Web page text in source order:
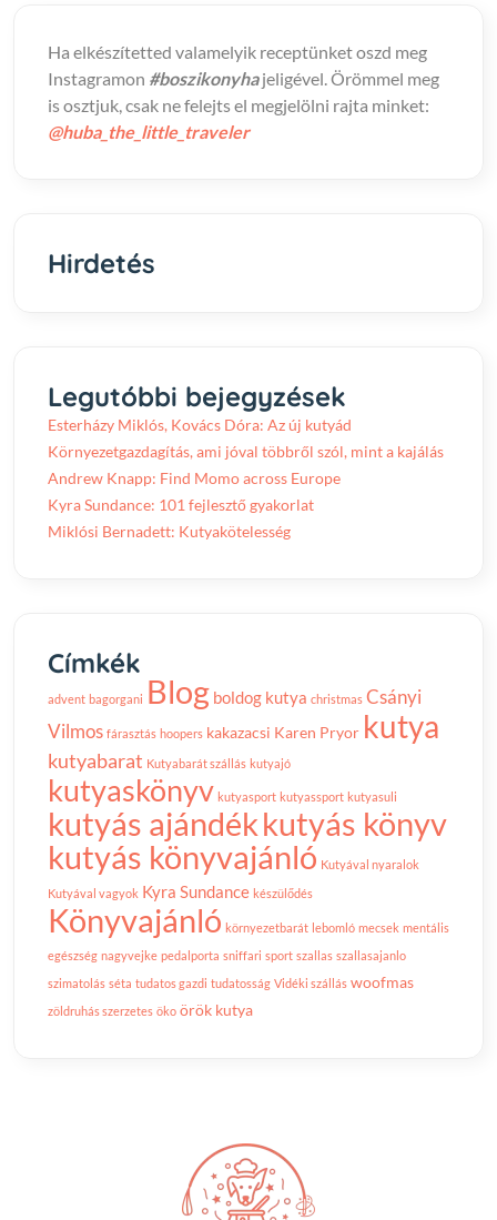
Ha elkészítetted valamelyik receptünket oszd meg
Instagramon #boszikonyhajeligével. Örömmel meg
is osztjuk, csak ne felejts el megjelölni rajta minket:
@huba_the_little_traveler
Hirdetés
Legutóbbi bejegyzések
Esterházy Miklós, Kovács Dóra: Az új kutyád
Környezetgazdagítás, ami jóval többről szól, mint a kajálás
Andrew Knapp: Find Momo across Europe
Kyra Sundance: 101 fejlesztő gyakorlat
Miklósi Bernadett: Kutyakötelesség
Címkék
advent bagorgani Blog boldog kutya christmas Csányi
Vilmos fárasztás hoopers kakazacsi Karen Pryor kutya
kutyabarat Kutyabarát szállás kutyajó
kutyaskönyv kutyasport kutyassport kutyasuli
kutyás ajándékkutyás könyv
kutyás könyvajánló Kutyával nyaralok
Kutyával vagyok Kyra Sundance készülődés
Könyvajánló környezetbarát lebomló mecsek mentális
egészség nagyvejke pedalporta sniffari sport szallas szallasajanlo
szimatolás séta tudatos gazdi tudatosság Vidéki szállás woofmas
zöldruhás szerzetes öko örök kutya